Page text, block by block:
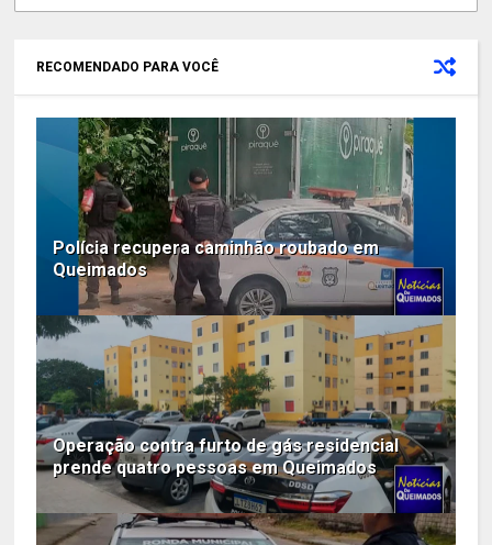
RECOMENDADO PARA VOCÊ
Polícia recupera caminhão roubado em
Queimados
Operação contra furto de gás residencial
prende quatro pessoas em Queimados